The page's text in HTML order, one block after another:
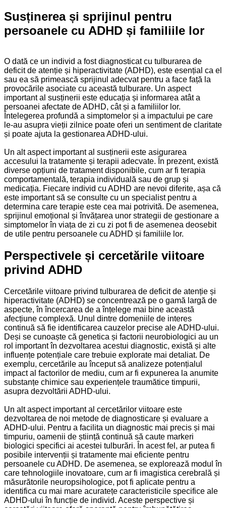
Susținerea și sprijinul pentru
persoanele cu ADHD și familiile lor
O dată ce un individ a fost diagnosticat cu tulburarea de
deficit de atenție și hiperactivitate (ADHD), este esențial ca el
sau ea să primească sprijinul adecvat pentru a face față la
provocările asociate cu această tulburare. Un aspect
important al susținerii este educația și informarea atât a
persoanei afectate de ADHD, cât și a familiilor lor.
Întelegerea profundă a simptomelor și a impactului pe care
le-au asupra vieții zilnice poate oferi un sentiment de claritate
și poate ajuta la gestionarea ADHD-ului.
Un alt aspect important al susținerii este asigurarea
accesului la tratamente și terapii adecvate. În prezent, există
diverse opțiuni de tratament disponibile, cum ar fi terapia
comportamentală, terapia individuală sau de grup și
medicația. Fiecare individ cu ADHD are nevoi diferite, așa că
este important să se consulte cu un specialist pentru a
determina care terapie este cea mai potrivită. De asemenea,
sprijinul emoțional și învățarea unor strategii de gestionare a
simptomelor în viața de zi cu zi pot fi de asemenea deosebit
de utile pentru persoanele cu ADHD și familiile lor.
Perspectivele și cercetările viitoare
privind ADHD
Cercetările viitoare privind tulburarea de deficit de atenție și
hiperactivitate (ADHD) se concentrează pe o gamă largă de
aspecte, în încercarea de a înțelege mai bine această
afecțiune complexă. Unul dintre domeniile de interes
continuă să fie identificarea cauzelor precise ale ADHD-ului.
Deși se cunoaște că genetica și factorii neurobiologici au un
rol important în dezvoltarea acestui diagnostic, există și alte
influențe potențiale care trebuie explorate mai detaliat. De
exemplu, cercetările au început să analizeze potențialul
impact al factorilor de mediu, cum ar fi expunerea la anumite
substanțe chimice sau experiențele traumătice timpurii,
asupra dezvoltării ADHD-ului.
Un alt aspect important al cercetărilor viitoare este
dezvoltarea de noi metode de diagnosticare și evaluare a
ADHD-ului. Pentru a facilita un diagnostic mai precis și mai
timpuriu, oamenii de știință continuă să caute markeri
biologici specifici ai acestei tulburări. În acest fel, ar putea fi
posibile intervenții și tratamente mai eficiente pentru
persoanele cu ADHD. De asemenea, se explorează modul în
care tehnologiile inovatoare, cum ar fi imagistica cerebrală și
măsurătorile neuropsihologice, pot fi aplicate pentru a
identifica cu mai mare acuratețe caracteristicile specifice ale
ADHD-ului în funcție de individ. Aceste perspective și